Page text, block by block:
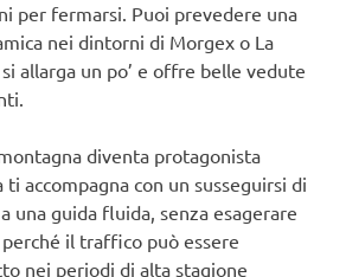
per fermarsi. Puoi prevedere una
nei dintorni di Morgex o La
allarga un po’ e offre belle vedute
diventa protagonista
ti accompagna con un susseguirsi di
una guida fluida, senza esagerare
il traffico può essere
nei periodi di alta stagione